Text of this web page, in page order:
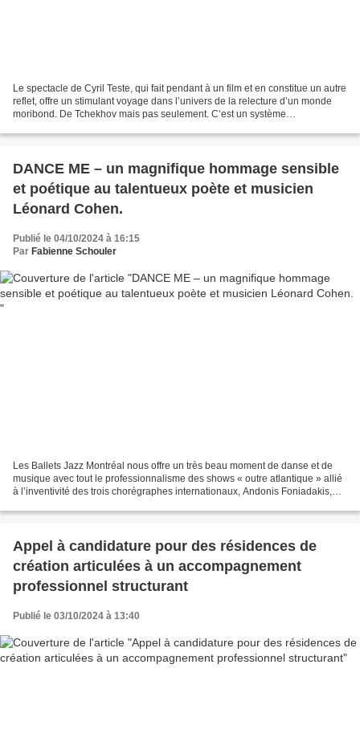
Le spectacle de Cyril Teste, qui fait pendant à un film et en constitue un autre
reflet, offre un stimulant voyage dans l’univers de la relecture d’un monde
moribond. De Tchekhov mais pas seulement. C’est un système
DANCE ME – un magnifique hommage sensible
et poétique au talentueux poète et musicien
Léonard Cohen.
Publié le 04/10/2024 à 16:15
Par Fabienne Schouler
Les Ballets Jazz Montréal nous offre un très beau moment de danse et de
musique avec tout le professionnalisme des shows « outre atlantique » allié
à l’inventivité des trois chorégraphes internationaux, Andonis Foniadakis,
Appel à candidature pour des résidences de
création articulées à un accompagnement
professionnel structurant
Publié le 03/10/2024 à 13:40